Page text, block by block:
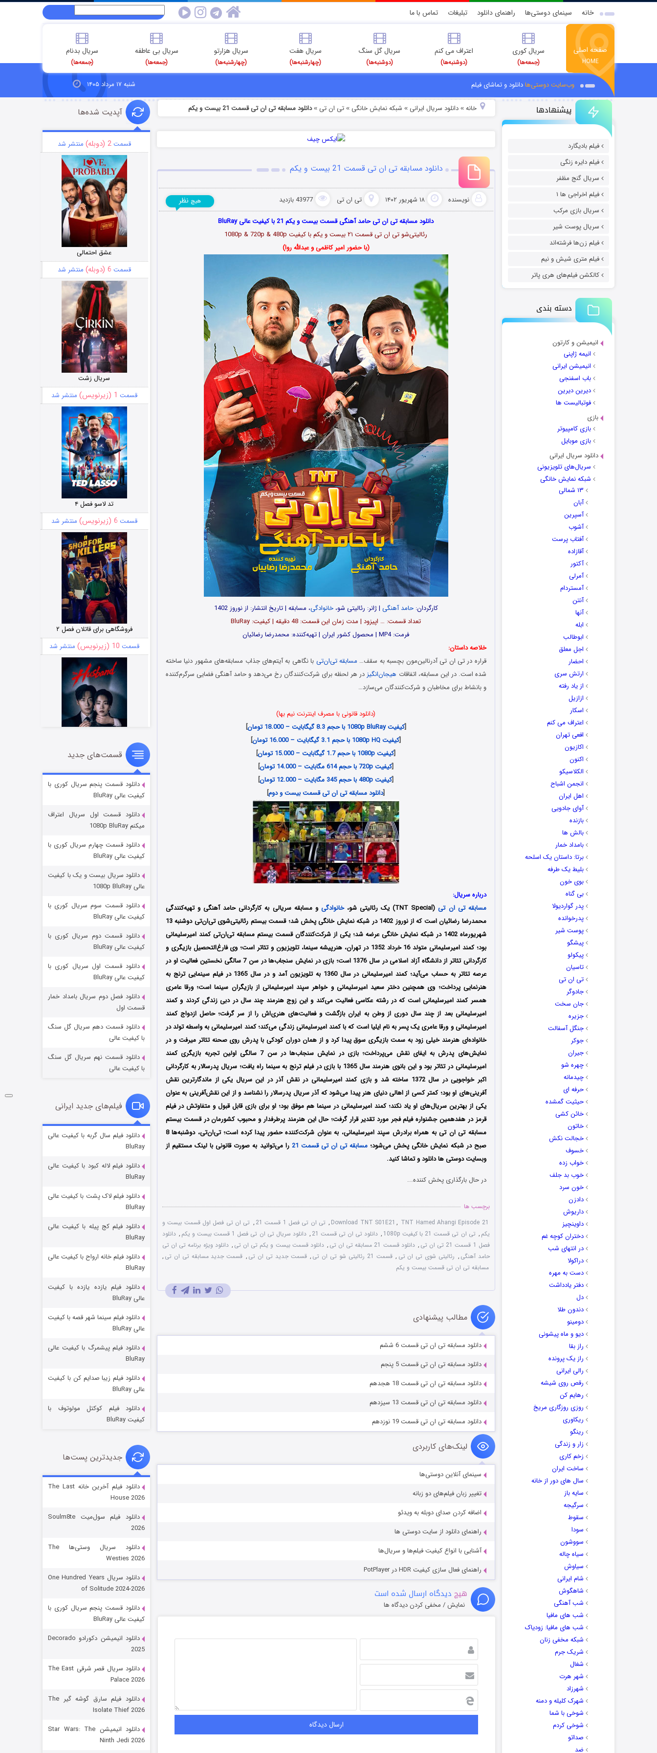
خانه سینمای دوستی‌ها راهنمای دانلود تبلیغات تماس با ما
صفحه اصلی
HOME
سریال کوری
(جمعه‌ها)
اعتراف می کنم
(دوشنبه‌ها)
سریال گل سنگ
(دوشنبه‌ها)
سریال هفت
(چهارشنبه‌ها)
سریال هزارتو
(چهارشنبه‌ها)
سریال بی عاطفه
(جمعه‌ها)
سریال بدنام
(جمعه‌ها)
وب‌سایت دوستی‌هادانلود و تماشای فیلم شنبه ۱۷ مرداد ۱۴۰۵
پیشنهادها
فیلم بادیگارد
فیلم دایره زنگی
سریال گنج مظفر
فیلم اخراجی ها ۱
سریال بازی مرکب
سریال پوست شیر
فیلم زن‌ها فرشته‌اند
فیلم متری شیش و نیم
کالکشن فیلم‌های هری پاتر
دسته بندی
انیمیشن و کارتون
انیمه ژاپنی
انیمیشن ایرانی
باب اسفنجی
دیرین دیرین
فوتبالیست ها
بازی
بازی کامپیوتر
بازی موبایل
دانلود سریال ایرانی
سریال‌های تلویزیونی
شبکه نمایش خانگی
۱۳ شمالی
آبان
آسپرین
آشوب
آفتاب پرست
آقازاده
آکتور
آمرلی
آمستردام
آنتن
آنها
ابله
ابوطالب
اجل معلق
احضار
ارتش سری
از یاد رفته
ازازیل
اسکار
اعتراف می کنم
افعی تهران
اکازیون
اکنون
الکلاسیکو
انجمن اشباح
اهل ایران
آوای جادویی
بازنده
بالش ها
بامداد خمار
برتا: داستان یک اسلحه
بلیط یک‌‌ طرفه
بوی خون
بی گناه
پدر گواردیولا
پدرخوانده
پوست شیر
پیشگو
پیکولو
تاسیان
تی ان تی
جادوگر
جان سخت
جزیره
جنگل آسفالت
جوکر
جیران
چهره شو
چیدمانه
حرفه ای
حیثیت گمشده
خائن کشی
خاتون
خجالت نکش
خسوف
خواب زده
خوب بد جلف
خون سرد
دادزن
داریوش
داوینچیز
دختران کوچه غم
در انتهای شب
دراکولا
دست به مهره
دفتر یادداشت
دل
دندون طلا
دومینو
دیو و ماه پیشونی
راز بقا
راز یک پرونده
رالی ایرانی
رقص روی شیشه
رهایم کن
روزی روزگاری مریخ
ریکاوری
رینگو
زار و زندگی
زخم کاری
ساخت ایران
سال های دور از خانه
سایه باز
سرگیجه
سقوط
سودا
سووشون
سیاه چاله
سیاوش
شام ایرانی
شاهگوش
شب آهنگی
شب های مافیا
شب های مافیا: زودیاک
شبکه مخفی زنان
شریک جرم
شغال
شهر هرت
شهرزاد
شهرک کلیله و دمنه
شوخی با شما
شوخی کردم
صداتو
ضد
خانه» دانلود سریال ایرانی » شبکه نمایش خانگی » تی ان تی »دانلود مسابقه تی ان تی قسمت 21 بیست و یکم
دانلود مسابقه تی ان تی قسمت 21 بیست و یکم
نویسنده ۱۸ شهریور ۱۴۰۲ تی ان تی 43977 بازدید هیچ نظر
دانلود مسابقه تی ان تی حامد آهنگی قسمت بیست و یکم 21 با کیفیت عالی BluRay
رئالیتی‌شو تی ان تی قسمت ۲۱ بیست و یکم با کیفیت 1080p & 720p & 480p
(با حضور امیر کاظمی و عبدالله روا)
کارگردان:حامد آهنگی | ژانر: رئالیتی شو،خانوادگی، مسابقه | تاریخ انتشار: از نوروز 1402
تعداد قسمت‌: … اپیزود | مدت زمان این قسمت: 48 دقیقه | کیفیت: BluRay
فرمت: MP4 | محصول کشور ایران | تهیه‌کننده: محمدرضا رضائیان
خلاصه داستان:
قراره در تی ان تی آدرنالین‌مون بچسبه به سقف… مسابقه تی‌ان‌تی با نگاهی به آیتم‌های جذاب مسابقه‌های مشهور دنیا ساخته
شده است. در این مسابقه، اتفاقات هیجان‌انگیز در هر لحظه برای شرکت‌کنندگان رخ می‌دهد و حامد آهنگی فضایی سرگرم‌کننده
و بانشاط برای مخاطبان و شرکت‌کنندگان می‌سازد…
(دانلود قانونی با مصرف اینترنت نیم بها)
[کیفیت 1080p BluRay با حجم 8.3 گیگابایت – 18.000 تومان
]
[کیفیت 1080p HQ با حجم 3.1 گیگابایت – 16.000 تومان
]
[کیفیت 1080p با حجم 1.7 گیگابایت – 15.000 تومان
]
[کیفیت 720p با حجم 614 مگابایت – 14.000 تومان
]
[کیفیت 480p با حجم 345 مگابایت – 12.000 تومان
]
[دانلود مسابقه تی ان تی قسمت بیست و دوم]
درباره سریال:
مسابقه تی ان تی(TNT Special) یک رئالیتی شو، خانوادگی و مسابقه سریالی به کارگردانی حامد آهنگی و تهیه‌کنندگی
محمدرضا رضائیان است که از نوروز 1402 در شبکه نمایش خانگی پخش شد؛ قسمت بیستم رئالیتی‌شوی تی‌ان‌تی دوشنبه 13
شهریورماه 1402 در شبکه نمایش خانگی عرضه شد؛ یکی از شرکت‌کنندگان قسمت بیستم مسابقه تی‌ان‌تی کمند امیرسلیمانی
بود؛ کمند امیرسلیمانی متولد 16 خرداد 1352 در تهران، هنرپیشه سینما، تلویزیون و تئاتر است؛ وی فارغ‌التحصیل بازیگری و
کارگردانی تئاتر از دانشگاه آزاد اسلامی در سال 1376 است؛ بازی در نمایش سنجاب‌ها در سن 7 سالگی نخستین فعالیت او در
عرصه تئاتر به حساب می‌آید؛ کمند امیرسلیمانی در سال 1360 به تلویزیون آمد و در سال 1365 در فیلم سینمایی ترنج به
هنرنمایی پرداخت؛ وی همچنین دختر سعید امیرسلیمانی و خواهر سپند امیرسلیمانی از بازیگران سینما است؛ ورقا عامری
همسر کمند امیرسلیمانی است که در رشته عکاسی فعالیت می‌کند و این زوج هنرمند چند سال در دبی زندگی کردند و کمند
امیرسلیمانی بعد از چند سال دوری از وطن به ایران بازگشت و فعالیت‌های هنری‌اش را از سر گرفت؛ حاصل ازدواج کمند
امیرسلیمانی و ورقا عامری یک پسر به نام ایلیا است که با کمند امیرسلیمانی زندگی می‌کند؛ کمند امیرسلیمانی به واسطه تولد در
خانواده‌ای هنرمند خیلی زود به سمت بازیگری سوق پیدا کرد و از همان دوران کودکی با پدرش روی صحنه تئاتر می‎رفت و در
نمایش‌های پدرش به ایفای نقش می‌پرداخت؛ بازی در نمایش سنجاب‌ها در سن 7 سالگی اولین تجربه بازیگری کمند
امیرسلیمانی در تئاتر بود و این بانوی هنرمند سال 1365 با بازی در فیلم ترنج به سینما راه یافت؛ سریال پدرسالار به کارگردانی
اکبر خواجویی در سال 1372 ساخته شد و بازی کمند امیرسلیمانی در نقش آذر در این سریال یکی از ماندگارترین نقش
آفرینی‌های او بود؛ کمتر کسی از اهالی دنیای هنر پیدا می‌شود که آذر سریال پدرسالار را نشناسد و از این نقش‌آفرینی به عنوان
یکی از بهترین سریال‌های او یاد نکند؛ کمند امیرسلیمانی در سینما هم موفق بود؛ او برای بازی قابل قبول و متفاوتش در فیلم
قرمز در هفدهمین جشنواره فیلم فجر مورد تقدیر قرار گرفت؛ حال این هنرمند پرطرفدار و محبوب کشورمان در قسمت بیستم
مسابقه تی ان تی به همراه برادرش سپند امیرسلیمانی، به عنوان شرکت‌کننده حضور پیدا کرده است؛ تی‌ان‌تی، دوشنبه‌ها 8
صبح در شبکه نمایش خانگی پخش می‌شود؛ مسابقه تی ان تی قسمت 21
را می‌توانید به صورت قانونی با لینک مستقیم از
وبسایت دوستی ها دانلود و تماشا کنید.
در حال بارگذاری پخش کننده...
برچسب ها
Download TNT S01E21 , TNT Hamed Ahangi Episode 21
, تی ان تی فصل 1 قسمت 21 , تی ان تی فصل اول قسمت بیست و
یکم , تی ان تی قسمت 21 با کیفیت 1080p , دانلود تی ان تی قسمت 21 , دانلود سریال تی ان تی فصل 1 قسمت بیست و یکم , دانلود
فصل 1 قسمت 21 تی ان تی
, دانلود قسمت 21 مسابقه تی ان تی , دانلود قسمت بیست و یکم تی ان تی , دانلود ویژه برنامه تی ان تی
حامد آهنگی , رئالیتی شوی تی ان تی , قسمت 21 رئالیتی شو تی ان تی , قسمت جدید تی ان تی , قسمت جدید مسابقه تی ان تی ,
مسابقه تی ان تی قسمت بیست و یکم
مطالب پیشنهادی
دانلود مسابقه تی ان تی قسمت 6 ششم
دانلود مسابقه تی ان تی قسمت 5 پنجم
دانلود مسابقه تی ان تی قسمت 18 هجدهم
دانلود مسابقه تی ان تی قسمت 13 سیزدهم
دانلود مسابقه تی ان تی قسمت 19 نوزدهم
لینک‌های کاربردی
سینمای آنلاین دوستی‌ها
تغییر زبان فیلم‌های دو زبانه
اضافه کردن صدای دوبله به ویدئو
راهنمای دانلود از سایت دوستی ها
آشنایی با انواع کیفیت فیلم‌ها و سریال‌ها
راهنمای فعال سازی کیفیت HDR در PotPlayer
هیچ دیدگاه ارسال شده است
نمایش / مخفی کردن دیدگاه ها
آپدیت شده‌ها
قسمت2 (دوبله) منتشر شد
عشق احتمالی
قسمت 6 (دوبله) منتشر شد
سریال زشت
قسمت 1 (زیرنویس) منتشر شد
تد لاسو فصل ۴
قسمت 6 (زیرنویس) منتشر شد
فروشگاهی برای قاتلان فصل ۲
قسمت 10 (زیرنویس) منتشر شد
شوهر
قسمت8 (زیرنویس) منتشر شد
عملیات آپارتمان
مردگان متحرک: شهر مرده ۳
قسمت 2 (زیرنویس) منتشر شد
شکست استوارت در نجات جهان
قسمت
شوگر فصل ۲
خاندان اژدها فصل ۳
قسمت
باب اسفنجی فصل ۱۷
قسمت
قسمت‌های جدید
دانلود قسمت پنجم سریال کوری با
کیفیت عالی BluRay
دانلود قسمت اول سریال اعتراف
میکنم 1080p BluRay
دانلود قسمت چهارم سریال کوری با
کیفیت عالی BluRay
دانلود سریال بیست و یک با کیفیت
عالی 1080p BluRay
دانلود قسمت سوم سریال کوری با
کیفیت عالی BluRay
دانلود قسمت دوم سریال کوری با
کیفیت عالی BluRay
دانلود قسمت اول سریال کوری با
کیفیت عالی BluRay
دانلود فصل دوم سریال بامداد خمار
قسمت اول
دانلود قسمت دهم سریال گل سنگ
با کیفیت عالی
دانلود قسمت نهم سریال گل سنگ
با کیفیت عالی
فیلم‌های جدید ایرانی
دانلود فیلم سال گربه با کیفیت عالی
BluRay
دانلود فیلم لاله کبود با کیفیت عالی
BluRay
دانلود فیلم لاک پشت با کیفیت عالی
BluRay
دانلود فیلم کج‌ پیله با کیفیت عالی
BluRay
دانلود فیلم خانه ارواح با کیفیت عالی
BluRay
دانلود فیلم یازده یازده با کیفیت
عالی BluRay
دانلود فیلم سینما شهر قصه با کیفیت
عالی BluRay
دانلود فیلم پیشمرگ با کیفیت عالی
BluRay
دانلود فیلم زیبا صدایم کن با کیفیت
عالی BluRay
دانلود فیلم کوکتل مولوتوف با
کیفیت BluRay
جدیدترین پست‌ها
دانلود فیلم آخرین خانه The Last
House 2026
دانلود فیلم سول‌میت Soulm8te
2026
دانلود سریال وستی‌ها The
Westies 2026
دانلود سریال One Hundred Years
of Solitude 2024-2026
دانلود قسمت پنجم سریال کوری با
کیفیت عالی BluRay
دانلود انیمیشن دکورادو Decorado
2025
دانلود سریال قصر شرقی The East
Palace 2026
دانلود فیلم سارق گوشه گیر The
Isolate Thief 2026
دانلود انیمیشن Star Wars: The
Ninth Jedi 2026